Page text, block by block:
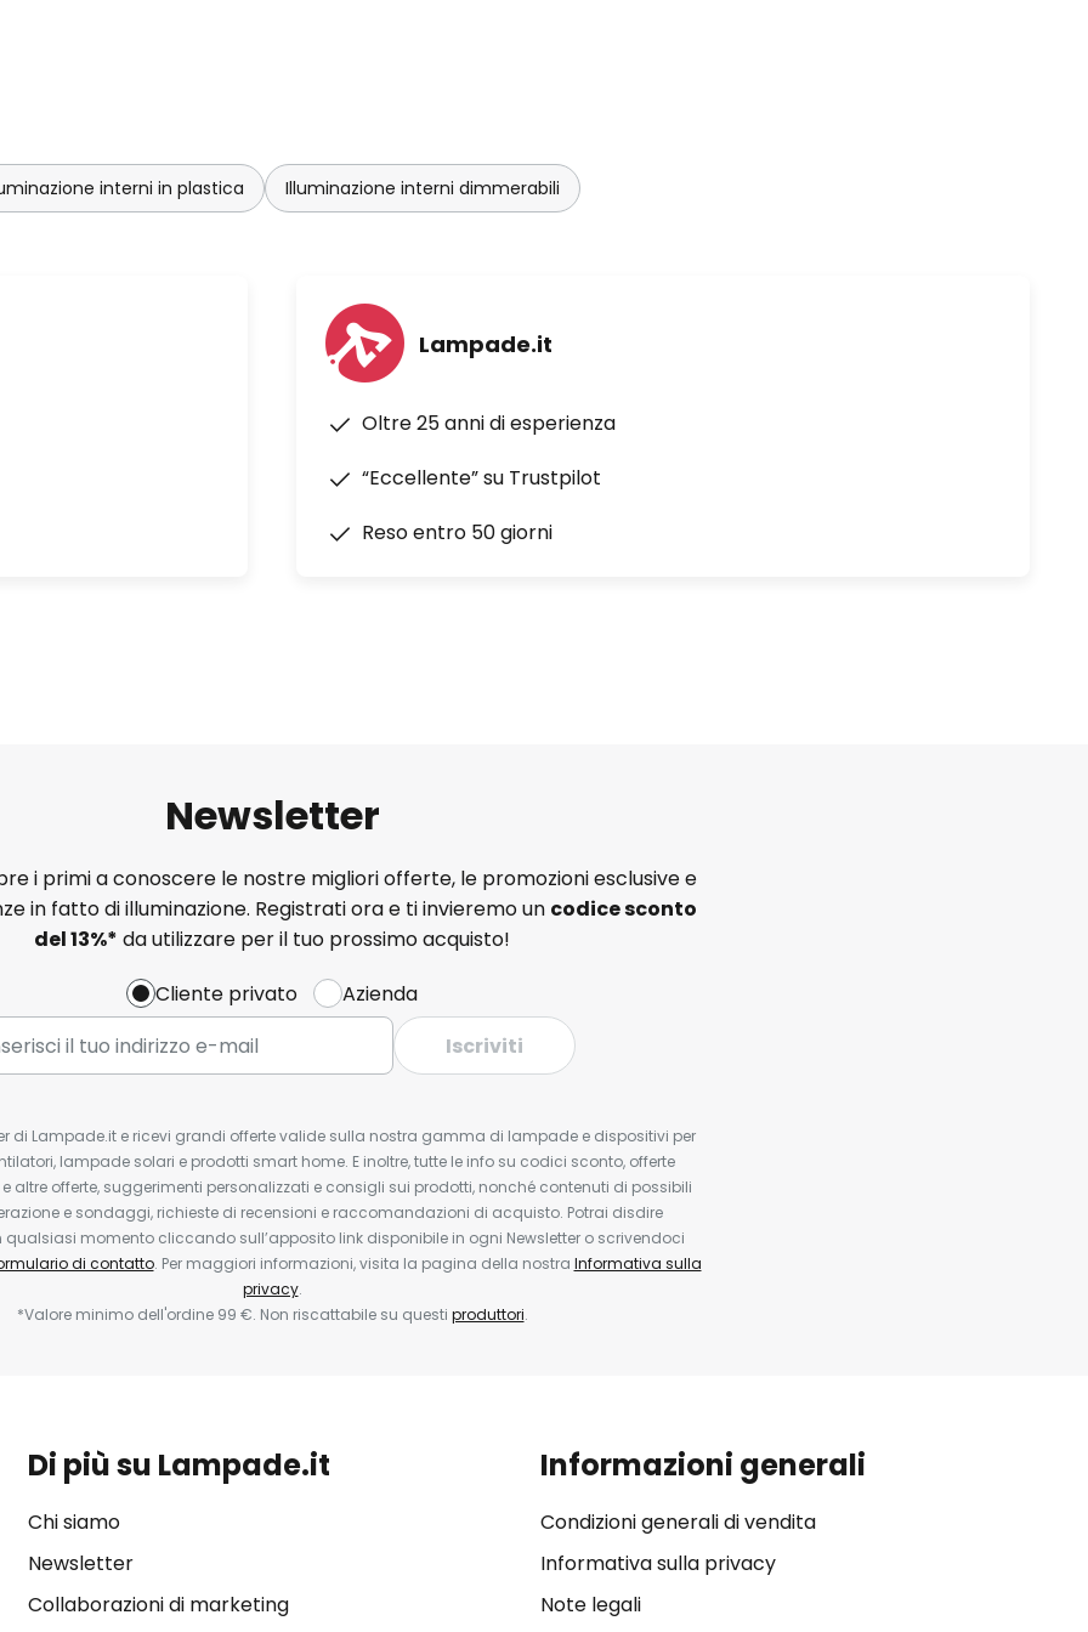
interni in plastica Illuminazione interni dimmerabili
Lampade.it
Oltre 25 anni di esperienza
“Eccellente” su Trustpilot
Reso entro 50 giorni
Newsletter
i primi a conoscere le nostre migliori offerte, le promozioni esclusive e
in fatto di illuminazione. Registrati ora e ti invieremo un codice sconto
del13%* da utilizzare per il tuo prossimo acquisto!
Cliente privato
Azienda
Iscriviti
di Lampade.it e ricevi grandi offerte valide sulla nostra gamma di lampade e dispositivi per
lampade solari e prodotti smart home. E inoltre, tutte le info su codici sconto, offerte
altre offerte, suggerimenti personalizzati e consigli sui prodotti, nonché contenuti di possibili
e sondaggi, richieste di recensioni e raccomandazioni di acquisto. Potrai disdire
momento cliccando sull’apposito link disponibile in ogni Newsletter o scrivendoci
di contatto. Per maggiori informazioni, visita la pagina della nostra Informativa sulla
privacy.
*Valore minimo dell'ordine 99 €. Non riscattabile su questi produttori.
Di più su Lampade.it
Chi siamo
Newsletter
Collaborazioni di marketing
Informazioni generali
Condizioni generali di vendita
Informativa sulla privacy
Note legali